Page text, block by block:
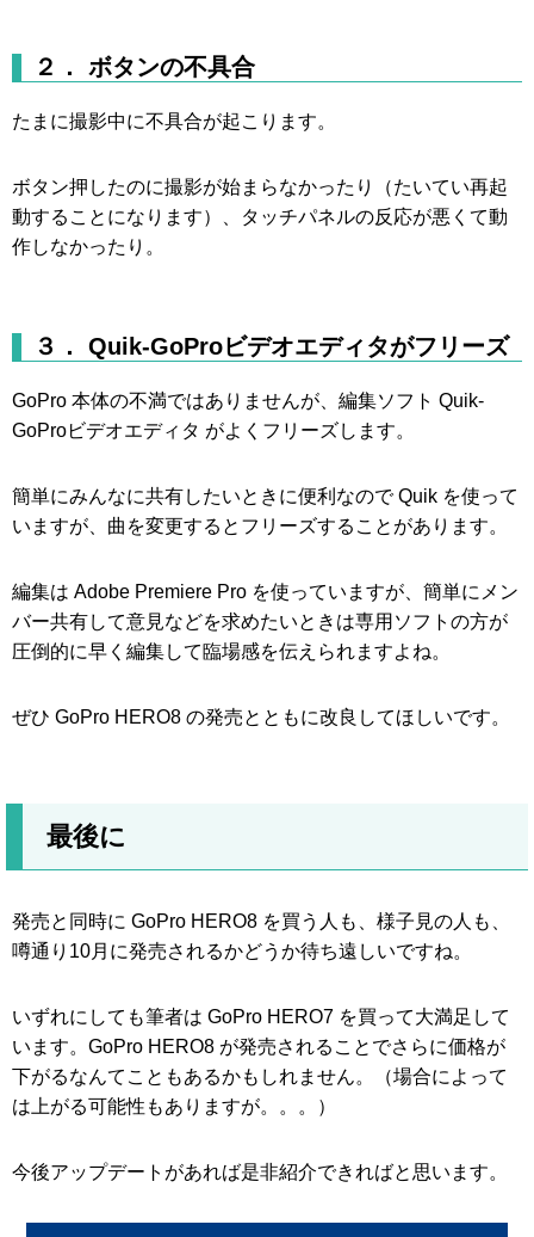
２． ボタンの不具合
たまに撮影中に不具合が起こります。
ボタン押したのに撮影が始まらなかったり（たいてい再起
動することになります）、タッチパネルの反応が悪くて動
作しなかったり。
３． Quik-GoProビデオエディタがフリーズ
GoPro 本体の不満ではありませんが、編集ソフト Quik-
GoProビデオエディタ がよくフリーズします。
簡単にみんなに共有したいときに便利なので Quik を使って
いますが、曲を変更するとフリーズすることがあります。
編集は Adobe Premiere Pro を使っていますが、簡単にメン
バー共有して意見などを求めたいときは専用ソフトの方が
圧倒的に早く編集して臨場感を伝えられますよね。
ぜひ GoPro HERO8 の発売とともに改良してほしいです。
最後に
発売と同時に GoPro HERO8 を買う人も、様子見の人も、
噂通り10月に発売されるかどうか待ち遠しいですね。
いずれにしても筆者は GoPro HERO7 を買って大満足して
います。GoPro HERO8 が発売されることでさらに価格が
下がるなんてこともあるかもしれません。（場合によって
は上がる可能性もありますが。。。）
今後アップデートがあれば是非紹介できればと思います。